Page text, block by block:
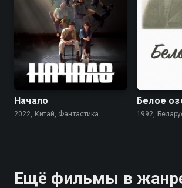
8.1 8.1
Начало
2022, Китай, Фантастика
Белое
1992,
Ещё фильмы в